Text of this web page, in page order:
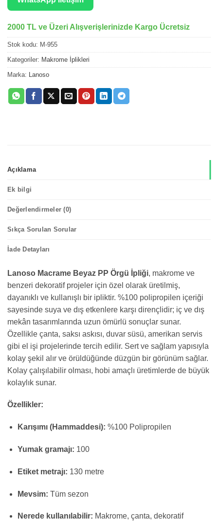
2000 TL ve Üzeri Alışverişlerinizde Kargo Ücretsiz
Stok kodu: M-955
Kategoriler: Makrome İplikleri
Marka: Lanoso
Açıklama
Ek bilgi
Değerlendirmeler (0)
Sıkça Sorulan Sorular
İade Detayları
Lanoso Macrame Beyaz PP Örgü İpliği, makrome ve
benzeri dekoratif projeler için özel olarak üretilmiş,
dayanıklı ve kullanışlı bir ipliktir. %100 polipropilen içeriği
sayesinde suya ve dış etkenlere karşı dirençlidir; iç ve dış
mekân tasarımlarında uzun ömürlü sonuçlar sunar.
Özellikle çanta, saksı askısı, duvar süsü, amerikan servis
gibi el işi projelerinde tercih edilir. Sert ve sağlam yapısıyla
kolay şekil alır ve örüldüğünde düzgün bir görünüm sağlar.
Kolay çalışılabilir olması, hobi amaçlı üretimlerde de büyük
kolaylık sunar.
Özellikler:
Karışımı (Hammaddesi): %100 Polipropilen
Yumak gramajı: 100
Etiket metrajı: 130 metre
Mevsim: Tüm sezon
Nerede kullanılabilir: Makrome, çanta, dekoratif